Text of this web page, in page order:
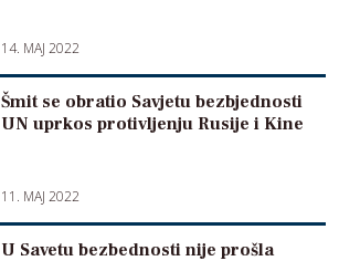
14. MAJ 2022
Šmit se obratio Savjetu bezbjednosti
UN uprkos protivljenju Rusije i Kine
11. MAJ 2022
U Savetu bezbednosti nije prošla